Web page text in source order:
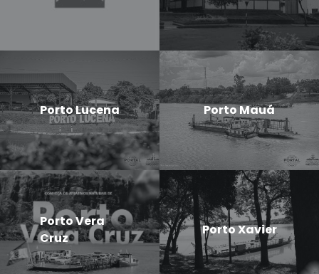
Porto Lucena Porto Mauá
Porto Vera
Cruz
Porto Xavier